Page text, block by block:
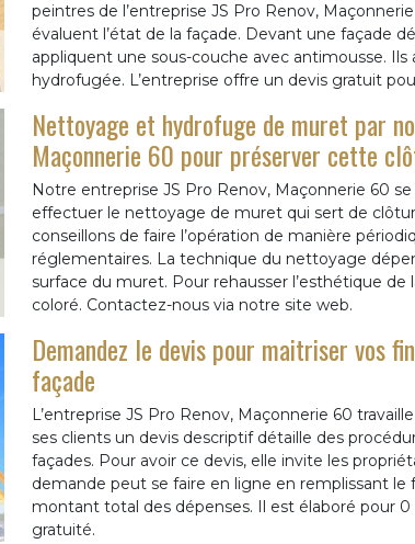
peintres de l’entreprise JS Pro Renov,
évaluent l’état de la façade. Devant une façade
appliquent une sous-couche avec antimousse.
hydrofugée. L’entreprise offre un devis gratuit
Nettoyage et hydrofuge de muret par
Maçonnerie 60 pour préserver cette
Notre entreprise JS Pro Renov, Maçonnerie 60
effectuer le nettoyage de muret qui sert de
conseillons de faire l’opération de manière
réglementaires. La technique du nettoyage
surface du muret. Pour rehausser l’esthétique
coloré. Contactez-nous via notre site web.
Demandez le devis pour maitriser vos
façade
L’entreprise JS Pro Renov, Maçonnerie 60
ses clients un devis descriptif détaille des
façades. Pour avoir ce devis, elle invite les
demande peut se faire en ligne en remplissant le
montant total des dépenses. Il est élaboré pour
gratuité.